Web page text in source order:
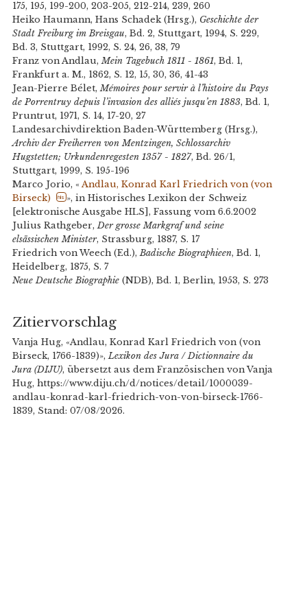
175, 195, 199-200, 203-205, 212-214, 239, 260
Heiko Haumann, Hans Schadek (Hrsg.), Geschichte der
Stadt Freiburg im Breisgau, Bd. 2, Stuttgart, 1994, S. 229,
Bd. 3, Stuttgart, 1992, S. 24, 26, 38, 79
Franz von Andlau,Mein Tagebuch 1811 - 1861, Bd. 1,
Frankfurt a. M., 1862, S. 12, 15, 30, 36, 41-43
Jean-Pierre Bélet,Mémoires pour servir à l’histoire du Pays
de Porrentruy depuis l’invasion des alliés jusqu’en 1883, Bd. 1,
Pruntrut, 1971, S. 14, 17-20, 27
Landesarchivdirektion Baden-Württemberg (Hrsg.),
Archiv der Freiherren von Mentzingen, Schlossarchiv
Hugstetten; Urkundenregesten 1357 - 1827, Bd. 26/1,
Stuttgart, 1999, S. 195-196
Marco Jorio, « Andlau, Konrad Karl Friedrich von (von
Birseck)
hls », in Historisches Lexikon der Schweiz
[elektronische Ausgabe HLS], Fassung vom 6.6.2002
Julius Rathgeber,Der grosse Markgraf und seine
elsässischen Minister, Strassburg, 1887, S. 17
Friedrich von Weech (Ed.),Badische Biographieen, Bd. 1,
Heidelberg, 1875, S. 7
Neue Deutsche Biographie(NDB), Bd. 1, Berlin, 1953, S. 273
Zitiervorschlag
Vanja Hug, «Andlau, Konrad Karl Friedrich von (von
Birseck, 1766-1839)», Lexikon des Jura / Dictionnaire du
Jura (DIJU), übersetzt aus dem Französischen von Vanja
Hug, https://www.diju.ch/d/notices/detail/1000039-
andlau-konrad-karl-friedrich-von-von-birseck-1766-
1839, Stand: 07/08/2026.